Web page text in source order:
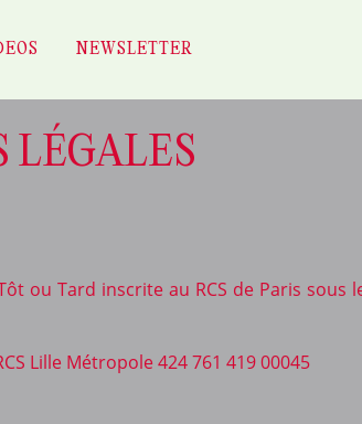
NEWSLETTER
LÉGALES
ou Tard inscrite au RCS de Paris sous
Lille Métropole 424 761 419 00045